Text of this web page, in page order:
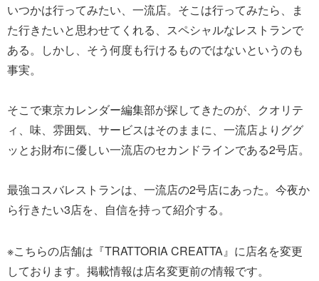
いつかは行ってみたい、一流店。そこは行ってみたら、ま
た行きたいと思わせてくれる、スペシャルなレストランで
ある。しかし、そう何度も行けるものではないというのも
事実。
そこで東京カレンダー編集部が探してきたのが、クオリテ
ィ、味、雰囲気、サービスはそのままに、一流店よりググ
ッとお財布に優しい一流店のセカンドラインである2号店。
最強コスバレストランは、一流店の2号店にあった。今夜か
ら行きたい3店を、自信を持って紹介する。
※こちらの店舗は『TRATTORIA CREATTA』に店名を変更
しております。掲載情報は店名変更前の情報です。